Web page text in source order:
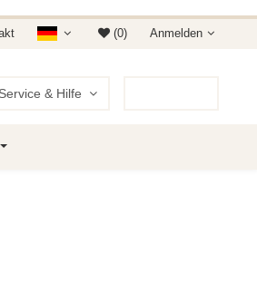
(0) Anmelden
& Hilfe